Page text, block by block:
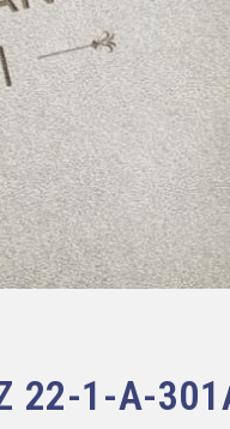
22-1-A-